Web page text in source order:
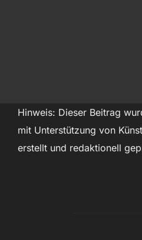
Hinweis: Dieser Beitrag
mit Unterstützung von
erstellt und redaktionell